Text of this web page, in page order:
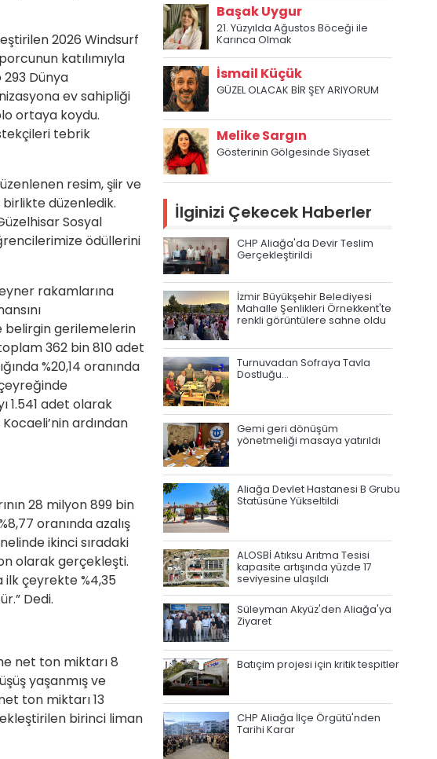
2026 Windsurf
katılımıyla
293 Dünya
ev sahipliği
ortaya koydu.
tebrik
resim, şiir ve
birlikte düzenledik.
Sosyal
ödüllerini
rakamlarına
belirgin gerilemelerin
362 bin 810 adet
%20,14 oranında
1.541 adet olarak
ardından
28 milyon 899 bin
oranında azalış
ikinci sıradaki
olarak gerçekleşti.
ilk çeyrekte %4,35
Dedi.
net ton miktarı 8
yaşanmış ve
ton miktarı 13
birinci liman
Başak Uygur
21. Yüzyılda Ağustos Böceği ile
Karınca Olmak
İsmail Küçük
GÜZEL OLACAK BİR ŞEY ARIYORUM
Melike Sargın
Gösterinin Gölgesinde Siyaset
İlginizi Çekecek Haberler
CHP Aliağa'da Devir Teslim
Gerçekleştirildi
İzmir Büyükşehir Belediyesi
Mahalle Şenlikleri Örnekkent'te
renkli görüntülere sahne oldu
Turnuvadan Sofraya Tavla
Dostluğu…
Gemi geri dönüşüm
yönetmeliği masaya yatırıldı
Aliağa Devlet Hastanesi B Grubu
Statüsüne Yükseltildi
ALOSBİ Atıksu Arıtma Tesisi
kapasite artışında yüzde 17
seviyesine ulaşıldı
Süleyman Akyüz'den Aliağa'ya
Ziyaret
Batıçim projesi için kritik tespitler
CHP Aliağa İlçe Örgütü'nden
Tarihi Karar